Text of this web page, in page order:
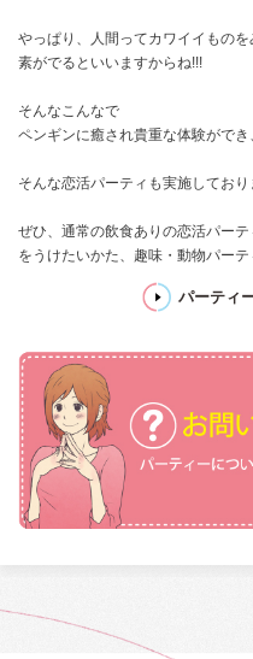
やっぱり、人間ってカワイイもの
素がでるといいますからね!!!
そんなこんなで
ペンギンに癒され貴重な体験ができ
そんな恋活パーティも実施しており
ぜひ、通常の飲食ありの恋活パー
をうけたいかた、趣味・動物パー
パーティ